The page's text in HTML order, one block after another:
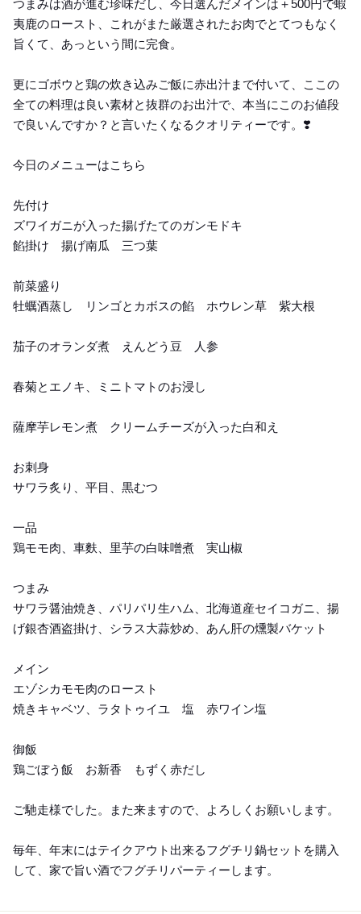
つまみは酒が進む珍味だし、今日選んだメインは＋500円で蝦
夷鹿のロースト、これがまた厳選されたお肉でとてつもなく
旨くて、あっという間に完食。
更にゴボウと鶏の炊き込みご飯に赤出汁まで付いて、ここの
全ての料理は良い素材と抜群のお出汁で、本当にこのお値段
で良いんですか？と言いたくなるクオリティーです。❣️
今日のメニューはこちら
先付け
ズワイガニが入った揚げたてのガンモドキ
餡掛け 揚げ南瓜 三つ葉
前菜盛り
牡蠣酒蒸し リンゴとカボスの餡 ホウレン草 紫大根
茄子のオランダ煮 えんどう豆 人参
春菊とエノキ、ミニトマトのお浸し
薩摩芋レモン煮 クリームチーズが入った白和え
お刺身
サワラ炙り、平目、黒むつ
一品
鶏モモ肉、車麩、里芋の白味噌煮 実山椒
つまみ
サワラ醤油焼き、パリパリ生ハム、北海道産セイコガニ、揚
げ銀杏酒盗掛け、シラス大蒜炒め、あん肝の燻製バケット
メイン
エゾシカモモ肉のロースト
焼きキャベツ、ラタトゥイユ 塩 赤ワイン塩
御飯
鶏ごぼう飯 お新香 もずく赤だし
ご馳走様でした。また来ますので、よろしくお願いします。
毎年、年末にはテイクアウト出来るフグチリ鍋セットを購入
して、家で旨い酒でフグチリパーティーします。